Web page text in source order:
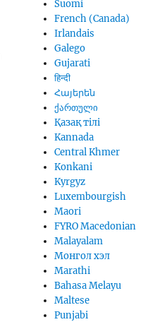
Suomi
French (Canada)
Irlandais
Galego
Gujarati
हिन्दी
Հայերեն
ქართული
Қазақ тілі
Kannada
Central Khmer
Konkani
Kyrgyz
Luxembourgish
Maori
FYRO Macedonian
Malayalam
Монгол хэл
Marathi
Bahasa Melayu
Maltese
Punjabi